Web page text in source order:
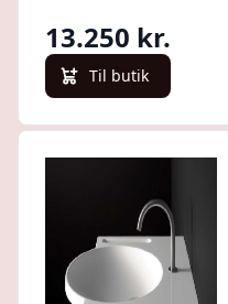
13.250 kr.
Til butik